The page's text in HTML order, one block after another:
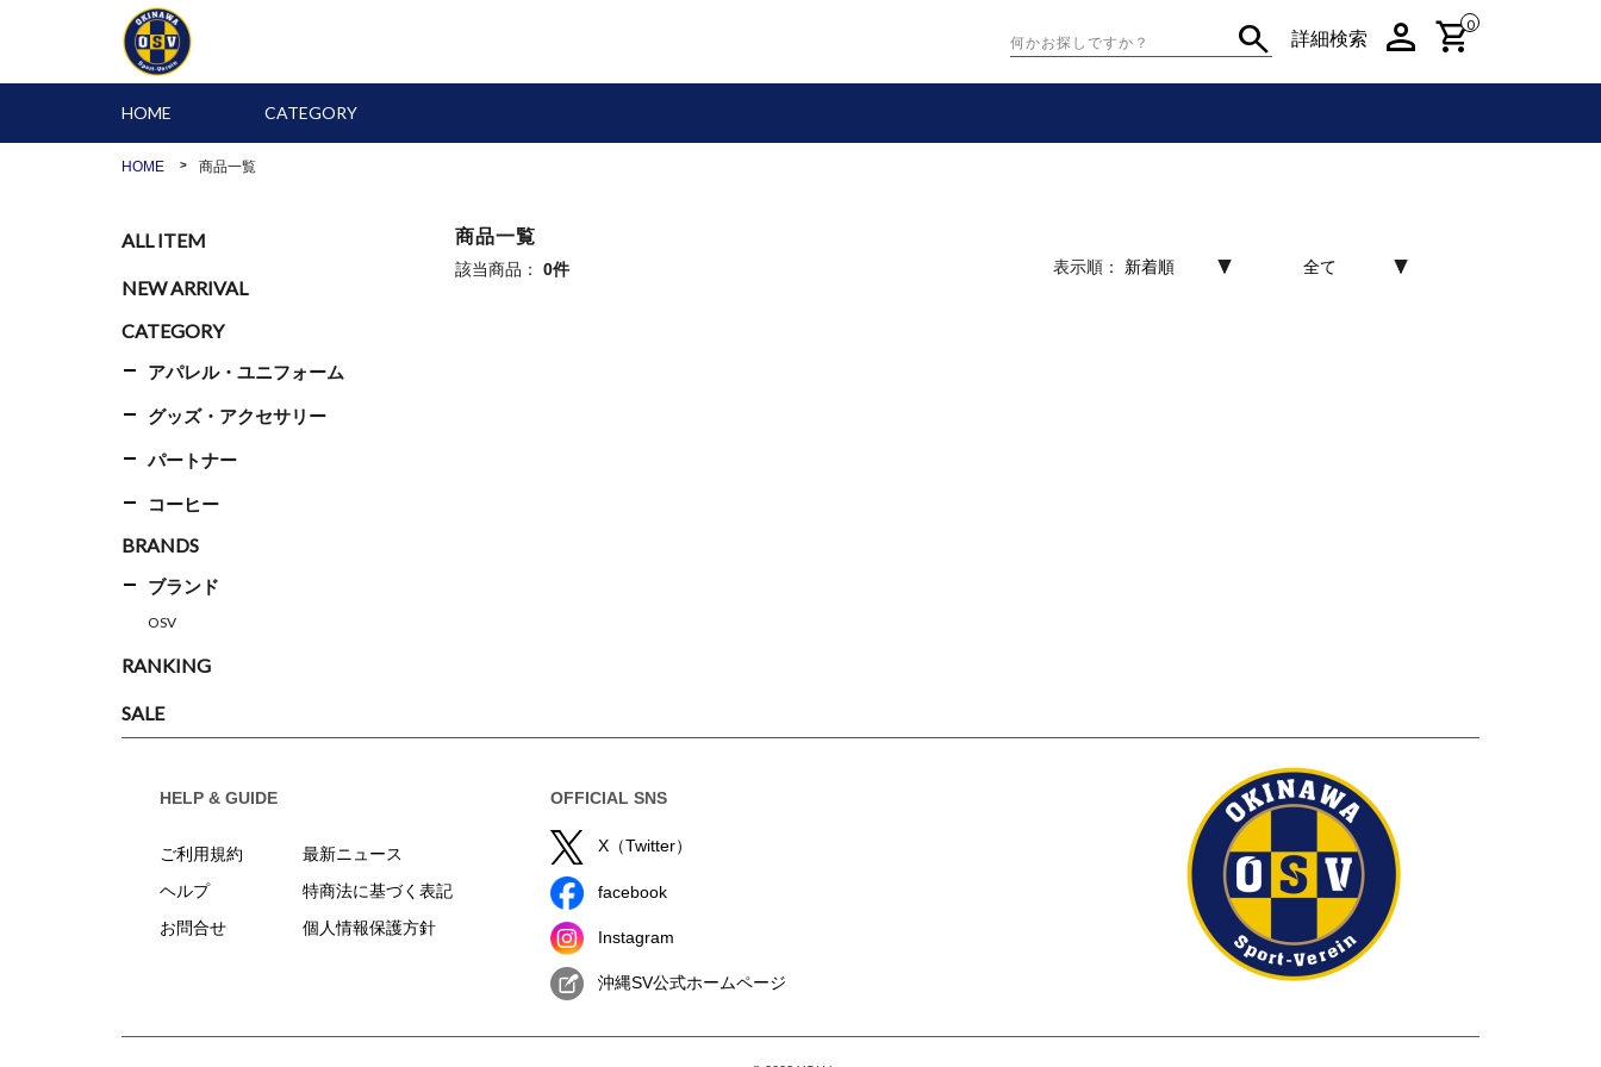
search 詳細検索 person shopping_cart0
HOME CATEGORY
HOME 商品一覧
商品一覧
該当商品： 0件
ALL ITEM
NEW ARRIVAL
CATEGORY
アパレル・ユニフォーム
グッズ・アクセサリー
パートナー
コーヒー
BRANDS
ブランド
OSV
RANKING
SALE
HELP & GUIDE
ご利用規約
ヘルプ
お問合せ
最新ニュース
特商法に基づく表記
個人情報保護方針
OFFICIAL SNS
X（Twitter）
facebook
Instagram
沖縄SV公式ホームページ